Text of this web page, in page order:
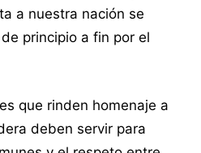
a nuestra nación se
principio a fin por el
que rinden homenaje a
deben servir para